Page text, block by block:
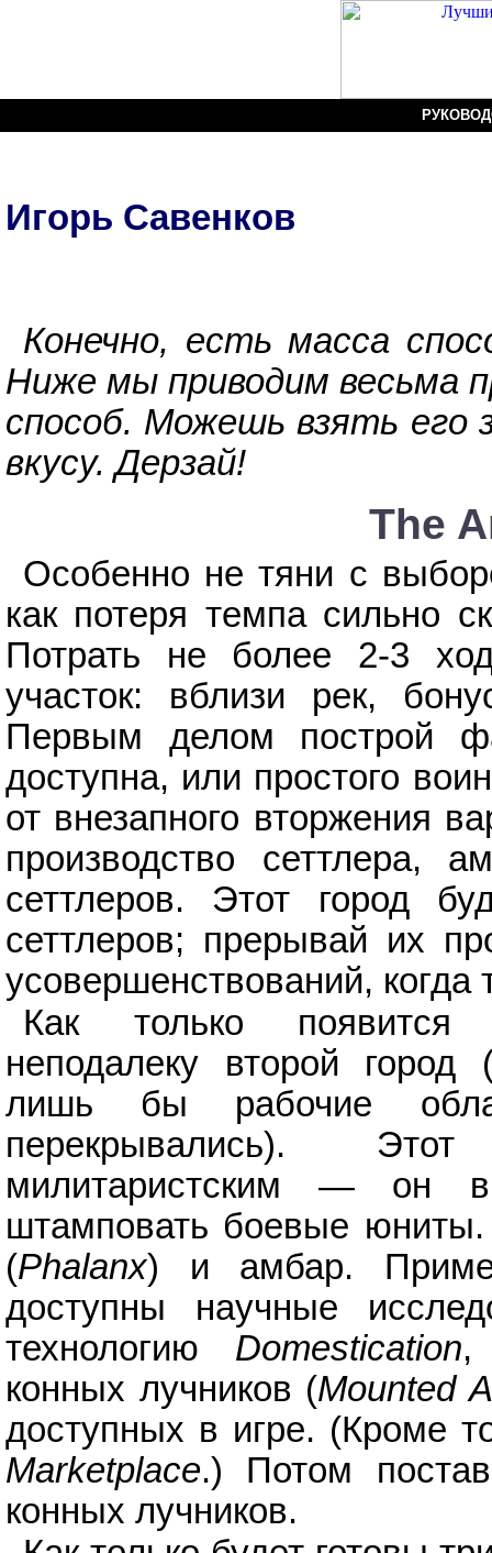
Игорь Савенков
Конечно, есть масса
Ниже мы приводим весьма
способ. Можешь взять его
вкусу. Дерзай!
The
Особенно не тяни с
как потеря темпа сильно
Потрать не более 2-3
участок: вблизи рек,
Первым делом построй
доступна, или простого
от внезапного вторжения
производство сеттлера,
сеттлеров. Этот город
сеттлеров; прерывай их
усовершенствований, когда
Как только появится
неподалеку второй
лишь бы рабочие
перекрывались).
милитаристским — он
штамповать боевые
(Phalanx) и амбар.
доступны научные
технологию Domestication,
конных лучников (Mounted
доступных в игре. (Кроме
Marketplace.) Потом
конных лучников.